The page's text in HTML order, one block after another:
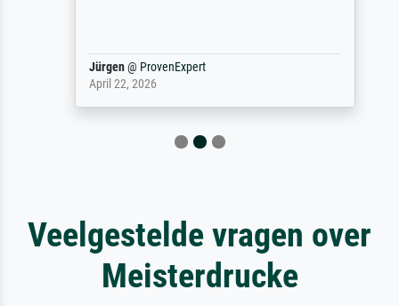
Jürgen@ProvenExpert
April 22, 2026
Veelgestelde vragen over
Meisterdrucke